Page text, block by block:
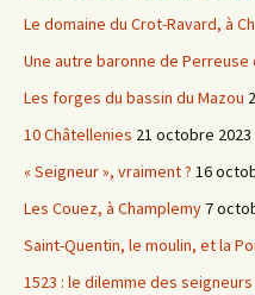
Le domaine du Crot-Ravard, à
Une autre baronne de Perreuse
Les forges du bassin du Mazou
10 Châtellenies 21 octobre 2023
« Seigneur », vraiment ? 16
Les Couez, à Champlemy 7
Saint-Quentin, le moulin, et la
1523 : le dilemme des